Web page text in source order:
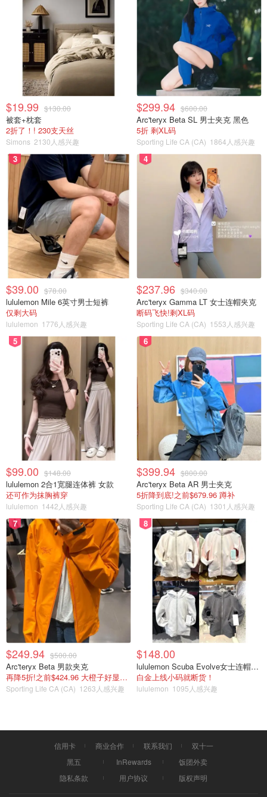
$19.99 $130.00
被套+枕套
2折了！! 230支天丝
Simons 2130人感兴趣
$299.94 $600.00
Arc'teryx Beta SL 男士夹克 黑色
5折 剩XL码
Sporting Life CA (CA) 1864人感兴趣
3
$39.00 $78.00
lululemon Mile 6英寸男士短裤
仅剩大码
lululemon 1776人感兴趣
4
$237.96 $340.00
Arc'teryx Gamma LT 女士连帽夹克
断码飞快!剩XL码
Sporting Life CA (CA) 1553人感兴趣
5
$99.00 $148.00
lululemon 2合1宽腿连体裤 女款
还可作为抹胸裤穿
lululemon 1442人感兴趣
6
$399.94 $800.00
Arc'teryx Beta AR 男士夹克
5折降到底!之前$679.96 蹲补
Sporting Life CA (CA) 1301人感兴趣
7
$249.94 $500.00
Arc'teryx Beta 男款夹克
再降5折!之前$424.96 大橙子好显白 蹲补
Sporting Life CA (CA) 1263人感兴趣
8
$148.00
lululemon Scuba Evolve女士连帽卫衣 全拉链
白金上线小码就断货！
lululemon 1095人感兴趣
信用卡 商业合作 联系我们
双十一
黑五
InRewards
饭团外卖
隐私条款
用户协议 版权声明